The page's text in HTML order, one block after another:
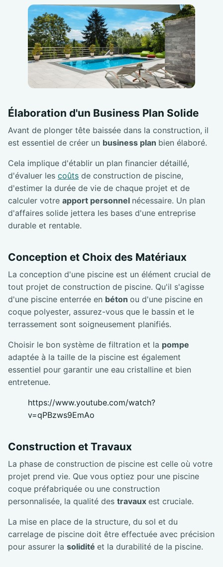
Élaboration d'un Business Plan Solide
Avant de plonger tête baissée dans la construction, il
est essentiel de créer un business plan bien élaboré.
Cela implique d'établir un plan financier détaillé,
d'évaluer les coûts de construction de piscine,
d'estimer la durée de vie de chaque projet et de
calculer votre apport personnel nécessaire. Un plan
d'affaires solide jettera les bases d'une entreprise
durable et rentable.
Conception et Choix des Matériaux
La conception d'une piscine est un élément crucial de
tout projet de construction de piscine. Qu'il s'agisse
d'une piscine enterrée en béton ou d'une piscine en
coque polyester, assurez-vous que le bassin et le
terrassement sont soigneusement planifiés.
Choisir le bon système de filtration et la pompe
adaptée à la taille de la piscine est également
essentiel pour garantir une eau cristalline et bien
entretenue.
https://www.youtube.com/watch?
v=qPBzws9EmAo
Construction et Travaux
La phase de construction de piscine est celle où votre
projet prend vie. Que vous optiez pour une piscine
coque préfabriquée ou une construction
personnalisée, la qualité des travaux est cruciale.
La mise en place de la structure, du sol et du
carrelage de piscine doit être effectuée avec précision
pour assurer la solidité et la durabilité de la piscine.